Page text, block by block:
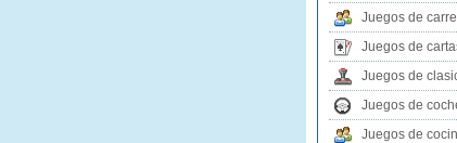
Juegos de
Juegos de
Juegos de
Juegos de
Juegos de